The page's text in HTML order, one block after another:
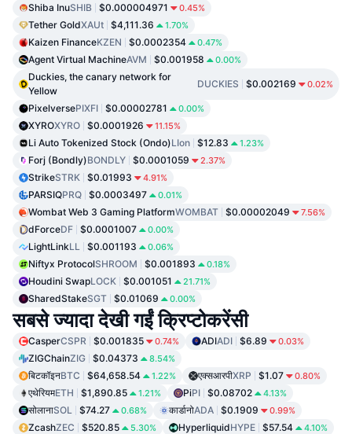
Shiba InuSHIB $0.000004971 0.45%
Tether GoldXAUt $4,111.36 1.70%
Kaizen FinanceKZEN $0.0002354 0.47%
Agent Virtual MachineAVM $0.001958 0.00%
Duckies, the canary network for
Yellow
DUCKIES $0.002169 0.02%
PixelversePIXFI $0.00002781 0.00%
XYROXYRO $0.0001926 11.15%
Li Auto Tokenized Stock (Ondo)LIon $12.83 1.23%
Forj (Bondly)BONDLY $0.0001059 2.37%
StrikeSTRK $0.01993 4.91%
PARSIQPRQ $0.0003497 0.01%
Wombat Web 3 Gaming PlatformWOMBAT $0.00002049 7.56%
dForceDF $0.0001007 0.00%
LightLinkLL $0.001193 0.06%
Niftyx ProtocolSHROOM $0.001893 0.18%
Houdini SwapLOCK $0.001051 21.71%
SharedStakeSGT $0.01069 0.00%
सबसे ज्यादा देखी गईं क्रिप्टोकरेंसी
CasperCSPR $0.001835 0.74% ADIADI $6.89 0.03%
ZIGChainZIG $0.04373 8.54%
बिटकॉइनBTC $64,658.54 1.22% एक्सआरपीXRP $1.07 0.80%
एथेरियमETH $1,890.85 1.21% PiPI $0.08702 4.13%
सोलानाSOL $74.27 0.68% कार्डानोADA $0.1909 0.99%
ZcashZEC $520.85 5.30% HyperliquidHYPE $57.54 4.10%